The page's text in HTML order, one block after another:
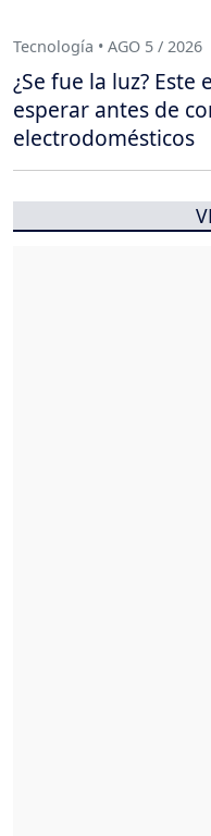
Tecnología • AGO 5 / 2026
¿Se fue la luz?
esperar antes de
electrodomésticos